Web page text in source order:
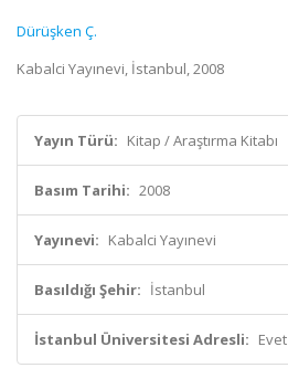
Dürüşken Ç.
Kabalci Yayınevi, İstanbul, 2008
Yayın Türü: Kitap / Araştırma Kitabı
Basım Tarihi: 2008
Yayınevi: Kabalci Yayınevi
Basıldığı Şehir: İstanbul
İstanbul Üniversitesi Adresli: Evet